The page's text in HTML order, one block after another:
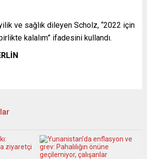
ve sağlık dileyen Scholz, “2022 için
kalalım” ifadesini kullandı.